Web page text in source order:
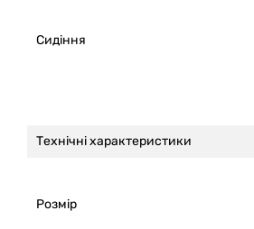
Сидіння
Технічні характеристики
Розмір